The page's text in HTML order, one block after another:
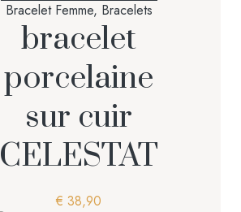
Bracelet Femme, Bracelets
bracelet
porcelaine
sur cuir
CELESTAT
€ 38,90